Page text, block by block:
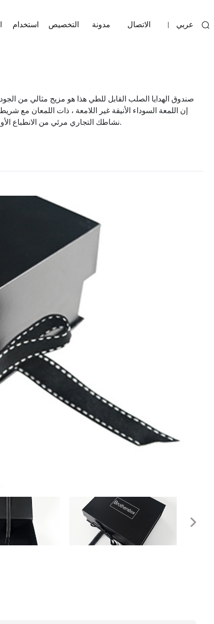
استخدام التخصيص مدونة الاتصال | عربي
صندوق الهدايا الصلب القابل للطي هذا هو مزيج مثالي من
إن اللمعة السوداء الأنيقة غير اللامعة ، ذات اللمعان
نشاطك التجاري مرئي من الانطباع الأول. يوفر هذا النموذج القابل للطي المساحة أثناء النقل والتخزين بينما يكون سريعًا وسهل البناء ، مما يجعله مثاليًا لاحتياجات التعبئة بالجملة.